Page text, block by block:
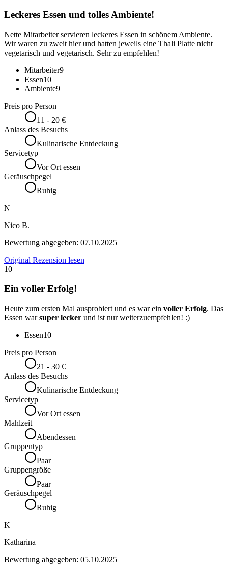
Leckeres Essen und tolles Ambiente!
Nette Mitarbeiter servieren leckeres Essen in schönem Ambiente.
Wir waren zu zweit hier und hatten jeweils eine Thali Platte nicht
vegetarisch und vegetarisch. Sehr zu empfehlen!
Mitarbeiter9
Essen10
Ambiente9
Preis pro Person
11 - 20 €
Anlass des Besuchs
Kulinarische Entdeckung
Servicetyp
Vor Ort essen
Geräuschpegel
Ruhig
N
Nico B.
Bewertung abgegeben: 07.10.2025
Original Rezension lesen
10
Ein voller Erfolg!
Heute zum ersten Mal ausprobiert und es war ein voller Erfolg. Das
Essen warsuper lecker und ist nur weiterzuempfehlen! :)
Essen10
Preis pro Person
21 - 30 €
Anlass des Besuchs
Kulinarische Entdeckung
Servicetyp
Vor Ort essen
Mahlzeit
Abendessen
Gruppentyp
Paar
Gruppengröße
Paar
Geräuschpegel
Ruhig
K
Katharina
Bewertung abgegeben: 05.10.2025